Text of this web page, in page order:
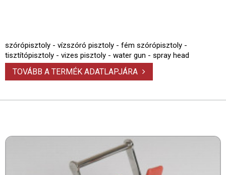
szórópisztoly - vízszóró pisztoly - fém szórópisztoly -
tisztítópisztoly - vizes pisztoly - water gun - spray head
TOVÁBB A TERMÉK ADATLAPJÁRA